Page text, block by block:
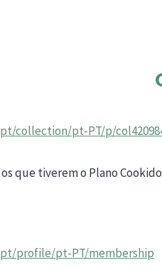
collection/pt-PT/p/
que tiverem o Plano
profile/pt-PT/membership